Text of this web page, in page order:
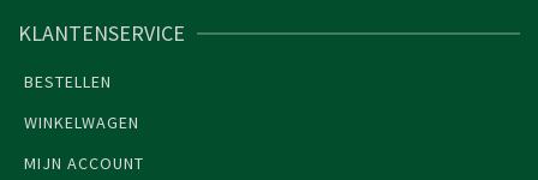
KLANTENSERVICE
BESTELLEN
WINKELWAGEN
MIJN ACCOUNT